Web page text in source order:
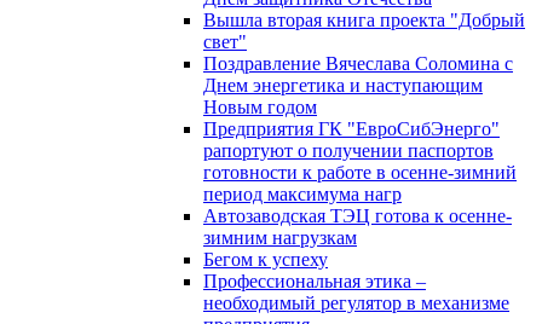
Вышла вторая книга проекта "Добрый
свет"
Поздравление Вячеслава Соломина с
Днем энергетика и наступающим
Новым годом
Предприятия ГК "ЕвроСибЭнерго"
рапортуют о получении паспортов
готовности к работе в осенне-зимний
период максимума нагр
Автозаводская ТЭЦ готова к осенне-
зимним нагрузкам
Бегом к успеху
Профессиональная этика –
необходимый регулятор в механизме